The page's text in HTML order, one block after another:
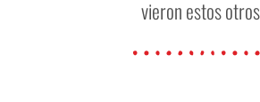
vieron estos otros